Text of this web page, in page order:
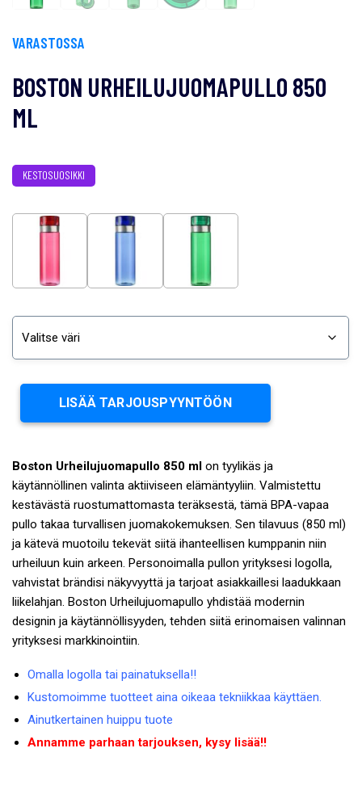
VARASTOSSA
BOSTON URHEILUJUOMAPULLO 850
ML
KESTOSUOSIKKI
Boston Urheilujuomapullo 850 ml on tyylikäs ja
käytännöllinen valinta aktiiviseen elämäntyyliin. Valmistettu
kestävästä ruostumattomasta teräksestä, tämä BPA-vapaa
pullo takaa turvallisen juomakokemuksen. Sen tilavuus (850 ml)
ja kätevä muotoilu tekevät siitä ihanteellisen kumppanin niin
urheiluun kuin arkeen. Personoimalla pullon yrityksesi logolla,
vahvistat brändisi näkyvyyttä ja tarjoat asiakkaillesi laadukkaan
liikelahjan. Boston Urheilujuomapullo yhdistää modernin
designin ja käytännöllisyyden, tehden siitä erinomaisen valinnan
yrityksesi markkinointiin.
Omalla logolla tai painatuksella!!
Kustomoimme tuotteet aina oikeaa tekniikkaa käyttäen.
Ainutkertainen huippu tuote
Annamme parhaan tarjouksen, kysy lisää!!
LISÄÄ TARJOUSPYYNTÖÖN